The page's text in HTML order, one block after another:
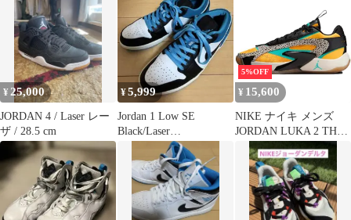
¥ 25,000
JORDAN 4 / Laser レー
ザ / 28.5 cm
¥5,999
Jordan 1 Low SE
Black/Laser
Blue/White28
5%OFF
¥ 15,600
NIKE ナイキ メンズ
JORDAN LUKA 2 THE
PITCH PF ジョーダン
ルカ 2 ザピッチ PF
FQ9046-800